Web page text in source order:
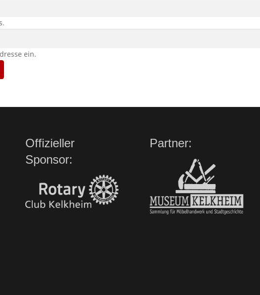
ein.
Offizieller
Sponsor:
Partner: